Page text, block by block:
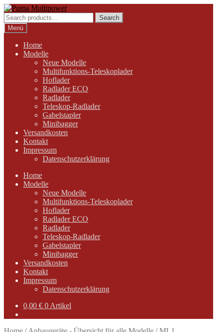
Zur
Navigation
springen
Zum
Inhalt
springen
Search
for:
Search
Menü
Home
Modelle
Neue Modelle
Multifunktions-Teleskoplader
Hoflader
Radlader ECO
Radlader
Teleskop-Radlader
Gabelstapler
Minibagger
Versandkosten
Kontakt
Impressum
Datenschutzerklärung
Home
Modelle
Neue Modelle
Multifunktions-Teleskoplader
Hoflader
Radlader ECO
Radlader
Teleskop-Radlader
Gabelstapler
Minibagger
Versandkosten
Kontakt
Impressum
Datenschutzerklärung
0,00 € 0 Artikel